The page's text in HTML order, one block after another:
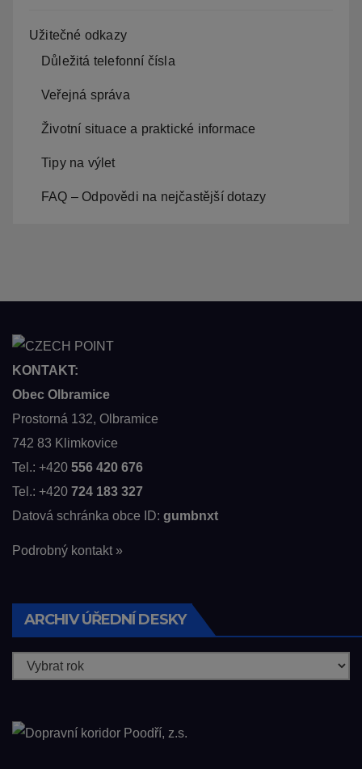
Užitečné odkazy
Důležitá telefonní čísla
Veřejná správa
Životní situace a praktické informace
Tipy na výlet
FAQ – Odpovědi na nejčastější dotazy
KONTAKT:
Obec Olbramice
Prostorná 132, Olbramice
742 83 Klimkovice
Tel.: +420 556 420 676
Tel.: +420 724 183 327
Datová schránka obce ID: gumbnxt
Podrobný kontakt »
ARCHIV ÚŘEDNÍ DESKY